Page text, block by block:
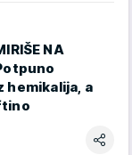
NA
hemikalija, a